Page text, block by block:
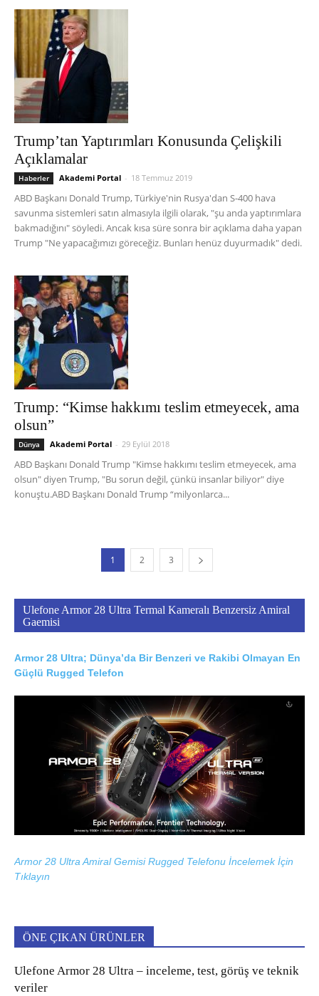
Trump’tan Yaptırımları Konusunda Çelişkili
Açıklamalar
Haberler Akademi Portal - 18 Temmuz 2019
ABD Başkanı Donald Trump, Türkiye'nin Rusya'dan S-400 hava
savunma sistemleri satın almasıyla ilgili olarak, "şu anda yaptırımlara
bakmadığını" söyledi. Ancak kısa süre sonra bir açıklama daha yapan
Trump "Ne yapacağımızı göreceğiz. Bunları henüz duyurmadık" dedi.
Trump: “Kimse hakkımı teslim etmeyecek, ama
olsun”
Dünya Akademi Portal - 29 Eylül 2018
ABD Başkanı Donald Trump "Kimse hakkımı teslim etmeyecek, ama
olsun" diyen Trump, "Bu sorun değil, çünkü insanlar biliyor" diye
konuştu.ABD Başkanı Donald Trump “milyonlarca...
1 2 3
Ulefone Armor 28 Ultra Termal Kameralı Benzersiz Amiral
Gaemisi
Armor 28 Ultra; Dünya’da Bir Benzeri ve Rakibi Olmayan En
Güçlü Rugged Telefon
Armor 28 Ultra Amiral Gemisi Rugged Telefonu İncelemek İçin
Tıklayın
ÖNE ÇIKAN ÜRÜNLER
Ulefone Armor 28 Ultra – inceleme, test, görüş ve teknik
veriler